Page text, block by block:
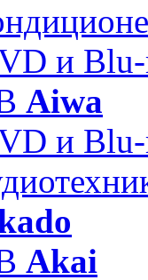
и
Aiwa
и
Akai